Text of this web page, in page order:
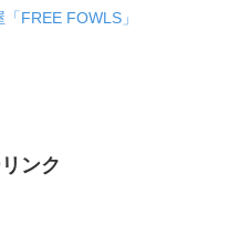
FREE FOWLS」
ンク